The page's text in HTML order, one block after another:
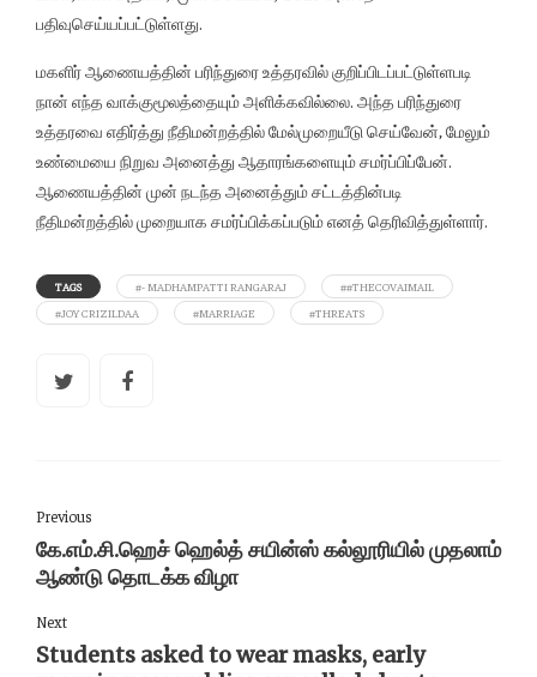
பதிவுசெய்யப்பட்டுள்ளது.
மகளிர் ஆணையத்தின் பரிந்துரை உத்தரவில் குறிப்பிடப்பட்டுள்ளபடி
நான் எந்த வாக்குமூலத்தையும் அளிக்கவில்லை. அந்த பரிந்துரை
உத்தரவை எதிர்த்து நீதிமன்றத்தில் மேல்முறையீடு செய்வேன், மேலும்
உண்மையை நிறுவ அனைத்து ஆதாரங்களையும் சமர்ப்பிப்பேன்.
ஆணையத்தின் முன் நடந்த அனைத்தும் சட்டத்தின்படி
நீதிமன்றத்தில் முறையாக சமர்ப்பிக்கப்படும் எனத் தெரிவித்துள்ளார்.
TAGS #- MADHAMPATTI RANGARAJ
##THECOVAIMAIL
#JOY CRIZILDAA
#MARRIAGE #THREATS
Previous
கே.எம்.சி.ஹெச் ஹெல்த் சயின்ஸ் கல்லூரியில் முதலாம்
ஆண்டு தொடக்க விழா
Next
Students asked to wear masks, early